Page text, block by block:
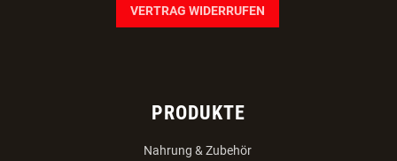
VERTRAG WIDERRUFEN
PRODUKTE
Nahrung & Zubehör